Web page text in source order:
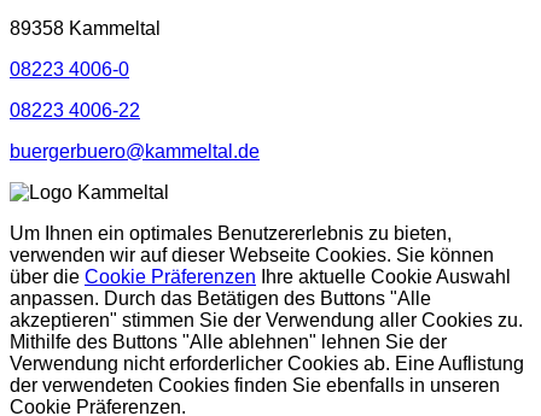
89358 Kammeltal
08223 4006-0
08223 4006-22
buergerbuero@kammeltal.de
Um Ihnen ein optimales Benutzererlebnis zu bieten,
verwenden wir auf dieser Webseite Cookies. Sie können
über die Cookie Präferenzen Ihre aktuelle Cookie Auswahl
anpassen. Durch das Betätigen des Buttons "Alle
akzeptieren" stimmen Sie der Verwendung aller Cookies zu.
Mithilfe des Buttons "Alle ablehnen" lehnen Sie der
Verwendung nicht erforderlicher Cookies ab. Eine Auflistung
der verwendeten Cookies finden Sie ebenfalls in unseren
Cookie Präferenzen.